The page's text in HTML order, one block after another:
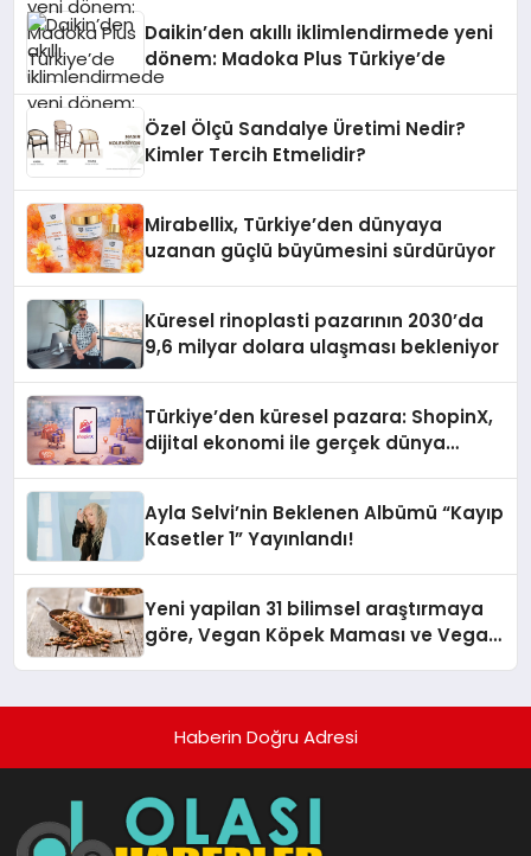
Daikin’den akıllı iklimlendirmede yeni
dönem: Madoka Plus Türkiye’de
Özel Ölçü Sandalye Üretimi Nedir?
Kimler Tercih Etmelidir?
Mirabellix, Türkiye’den dünyaya
uzanan güçlü büyümesini sürdürüyor
Küresel rinoplasti pazarının 2030’da
9,6 milyar dolara ulaşması bekleniyor
Türkiye’den küresel pazara: ShopinX,
dijital ekonomi ile gerçek dünya
Ayla Selvi’nin Beklenen Albümü “Kayıp
Kasetler 1” Yayınlandı!
Yeni yapilan 31 bilimsel araştırmaya
göre, Vegan Köpek Maması ve Vegan
Haberin Doğru Adresi